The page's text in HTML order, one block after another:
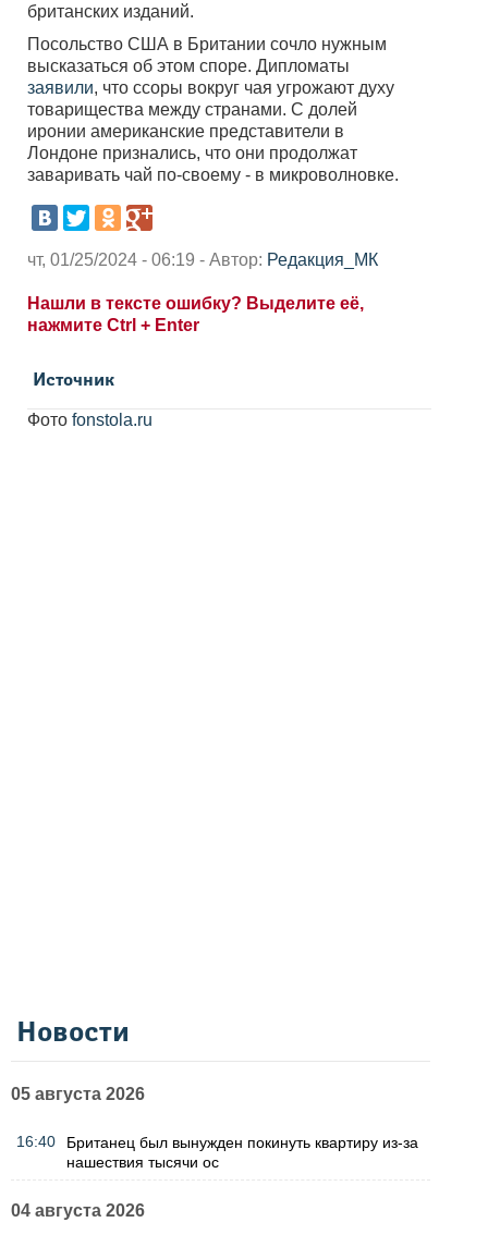
британских изданий.
Посольство США в Британии сочло нужным
высказаться об этом споре. Дипломаты
заявили, что ссоры вокруг чая угрожают духу
товарищества между странами. С долей
иронии американские представители в
Лондоне признались, что они продолжат
заваривать чай по-своему - в микроволновке.
чт, 01/25/2024 - 06:19 - Автор: Редакция_МК
Нашли в тексте ошибку? Выделите её,
нажмите Ctrl + Enter
Источник
Фото fonstola.ru
Новости
05 августа 2026
16:40
Британец был вынужден покинуть квартиру из-за
нашествия тысячи ос
04 августа 2026